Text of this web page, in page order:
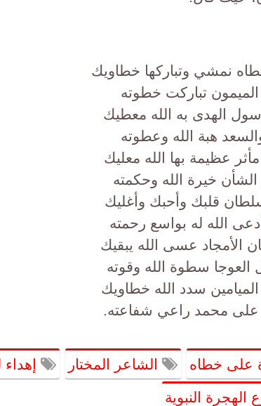
نمشي وتباركها خطاويك
تباركت خطوته
الهدى به الله معطيك
هبة الله وعطوته
عظيمة بها الله معليك
الشأن خيرة الله وحكمته
قلبك وأحبك وأغليك
الله له بواسع رحمته
الأمجاد عسى الله يبقيك
العوجا سطوة الله وقوته
الميامين سدد الله خطاويك
محمد راعي شفاعته.
على خطاه الشاعر المختار
النبوية